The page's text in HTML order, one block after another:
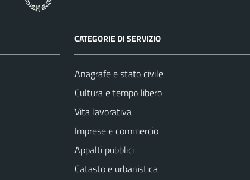
CATEGORIE DI SERVIZIO
Anagrafe e stato civile
Cultura e tempo libero
Vita lavorativa
Imprese e commercio
Appalti pubblici
Catasto e urbanistica